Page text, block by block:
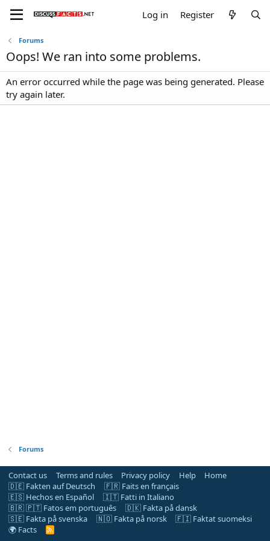
Log in Register
Forums
Oops! We ran into some problems.
An error occurred while the page was being generated. Please
try again later.
Forums
Contact us Terms and rules Privacy policy Help
Home
🇩🇪 Fakten auf Deutsch
🇫🇷 Faits en français
🇪🇸 Hechos en Español
🇮🇹 Fatti in Italiano
🇧🇷 🇵🇹 Fatos em português
🇩🇰 Fakta på dansk
🇸🇪 Fakta på svenska
🇳🇴 Fakta på norsk
🇫🇮 Faktat suomeksi
🌍 Facts
R